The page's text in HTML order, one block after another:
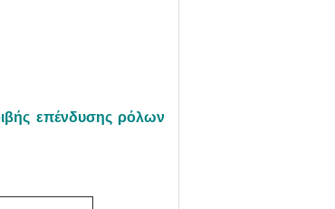
επένδυσης ρόλων